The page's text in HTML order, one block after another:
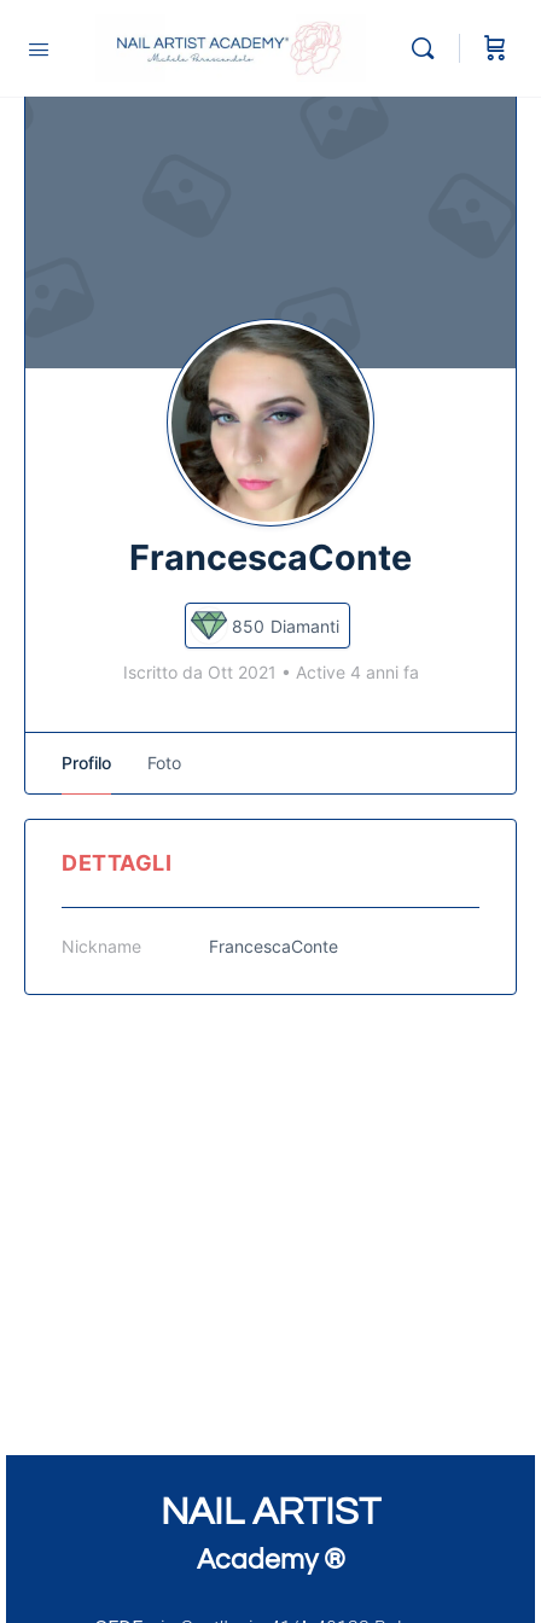
FrancescaConte
850 Diamanti
Iscritto da Ott 2021 • Active 4 anni fa
Profilo Foto
DETTAGLI
Nickname FrancescaConte
NAIL ARTIST
Academy ®